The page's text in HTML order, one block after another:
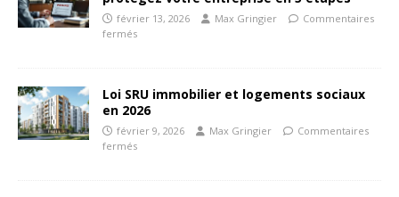
février 13, 2026 Max Gringier
Commentaires
fermés
Loi SRU immobilier et logements sociaux
en 2026
février 9, 2026 Max Gringier
Commentaires
fermés